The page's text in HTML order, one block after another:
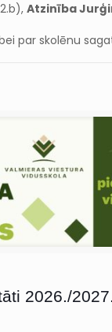
Atzinība
par skolēnu
2026./